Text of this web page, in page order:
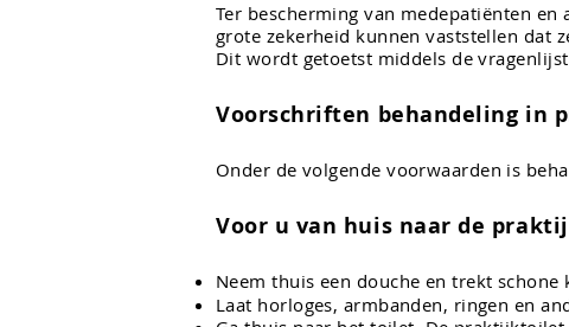
Ter bescherming van medepatiënten en
grote zekerheid kunnen vaststellen dat
Dit wordt getoetst middels de
Voorschriften behandeling in
Onder de volgende voorwaarden is
Voor u van huis naar de
Neem thuis een douche en trekt schone
Laat horloges, armbanden, ringen en